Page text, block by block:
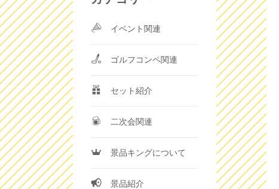
イベント関連
ゴルフコンペ関連
セット紹介
二次会関連
景品キングについて
景品紹介